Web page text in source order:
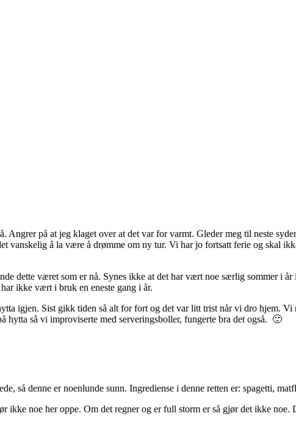
Angrer på at jeg klaget over at det var for varmt. Gleder meg til neste
vanskelig å la være å drømme om ny tur. Vi har jo fortsatt ferie og skal
dette været som er nå. Synes ikke at det har vært noe særlig sommer i
ikke vært i bruk en eneste gang i år.
igjen. Sist gikk tiden så alt for fort og det var litt trist når vi dro hjem.
hytta så vi improviserte med serveringsboller, fungerte bra det også. 🙂
så denne er noenlunde sunn. Ingrediense i denne retten er: spagetti,
noe her oppe. Om det regner og er full storm er så gjør det ikke noe.